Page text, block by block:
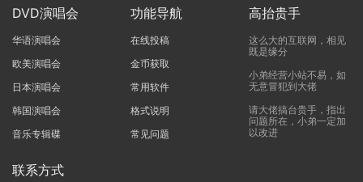
DVD演唱会
华语演唱会
欧美演唱会
日本演唱会
韩国演唱会
音乐专辑碟
功能导航
在线投稿
金币获取
常用软件
格式说明
常见问题
高抬贵手
这么大的互联网，相见
既是缘分
小弟经营小站不易，如
无意冒犯到大佬
请大佬搞台贵手，指出
问题所在，小弟一定加
以改进
联系方式